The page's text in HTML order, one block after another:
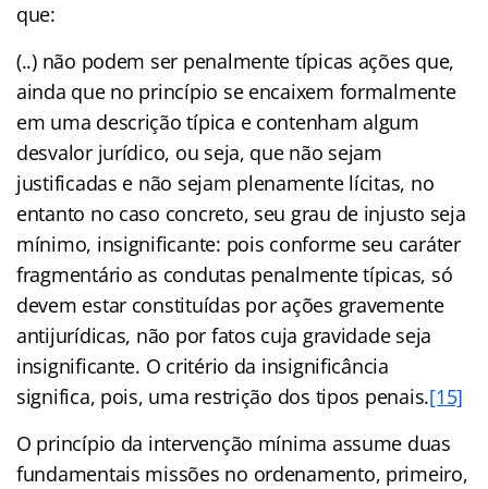
que:
(..) não podem ser penalmente típicas ações que,
ainda que no princípio se encaixem formalmente
em uma descrição típica e contenham algum
desvalor jurídico, ou seja, que não sejam
justificadas e não sejam plenamente lícitas, no
entanto no caso concreto, seu grau de injusto seja
mínimo, insignificante: pois conforme seu caráter
fragmentário as condutas penalmente típicas, só
devem estar constituídas por ações gravemente
antijurídicas, não por fatos cuja gravidade seja
insignificante. O critério da insignificância
significa, pois, uma restrição dos tipos penais.[15]
O princípio da intervenção mínima assume duas
fundamentais missões no ordenamento, primeiro,